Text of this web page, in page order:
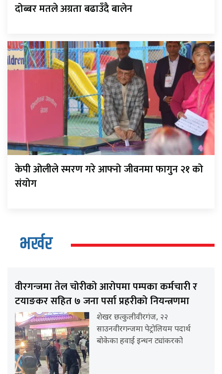
दोब्बर मतले अग्रता बढाउँदै बालेन
केपी ओलीले स्मरण गरे आफ्नो जीवनमा फागुन २१ को
संयोग
भर्खर
वीरगन्जमा तेल चोरीको आरोपमा पम्पका कर्मचारी र
टयाङकर सहित ७ जना पर्सा प्रहरीको नियन्त्रणमा
शेखर छत्कुलीवीरगंज, २२
साउनवीरगन्जमा पेट्रोलियम पदार्थ
बोकेका हवाई इन्धन ट्यांकरको